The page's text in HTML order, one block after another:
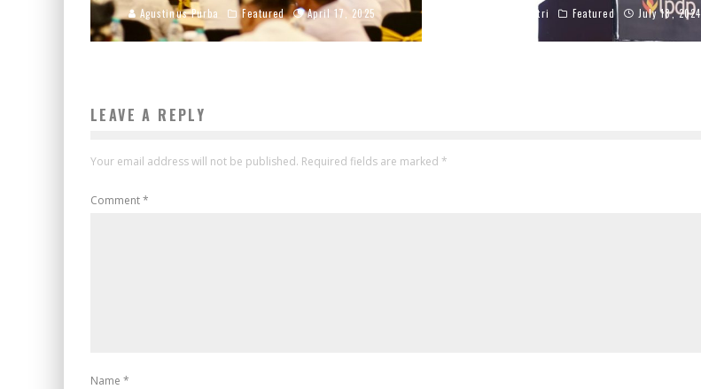
Agustinus Purba Featured April 17, 2025 Endah Caratri Featured July 18, 2024
LEAVE A REPLY
Your email address will not be published. Required fields are marked *
Comment*
Name *